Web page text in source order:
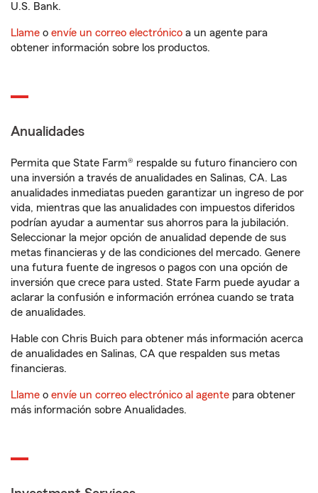
U.S. Bank.
Llame o envíe un correo electrónico a un agente para
obtener información sobre los productos.
Anualidades
Permita que State Farm® respalde su futuro financiero con
una inversión a través de anualidades en Salinas, CA. Las
anualidades inmediatas pueden garantizar un ingreso de por
vida, mientras que las anualidades con impuestos diferidos
podrían ayudar a aumentar sus ahorros para la jubilación.
Seleccionar la mejor opción de anualidad depende de sus
metas financieras y de las condiciones del mercado. Genere
una futura fuente de ingresos o pagos con una opción de
inversión que crece para usted. State Farm puede ayudar a
aclarar la confusión e información errónea cuando se trata
de anualidades.
Hable con Chris Buich para obtener más información acerca
de anualidades en Salinas, CA que respalden sus metas
financieras.
Llame o envíe un correo electrónico al agente para obtener
más información sobre Anualidades.